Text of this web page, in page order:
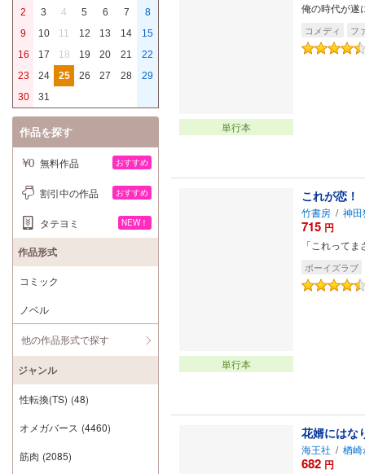
単行本
俺の時代が
コメディ フ
単行本
これが恋
竹書房 / 神田
715 円
「これって
ボーイズラブ
花婿にはな
海王社 / 楢崎
682 円
2
3 4 5 6 7
8
9
10 11 12 13 14
15
16
17 18 19 20 21
22
23
24 25 26 27 28
29
30
31
作品を探す
無料作品 おすすめ
割引中の作品 おすすめ
タテヨミ NEW！
作品形式
コミック
ノベル
他の作品形式で探す
ジャンル
性転換(TS) (48)
オメガバース (4460)
筋肉 (2085)